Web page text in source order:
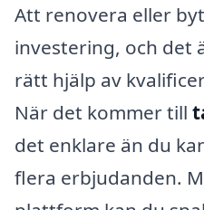
Att renovera eller
investering, och det
rätt hjälp av
När det kommer till
det enklare än du
flera erbjudanden.